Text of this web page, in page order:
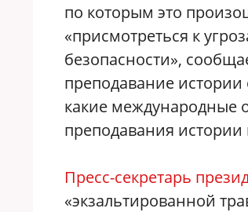
по которым это
«присмотреться к
безопасности»,
преподавание
какие международные
преподавания
Пресс-секретарь
«экзальтированной